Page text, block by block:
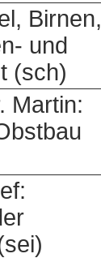
Birnen,
und
(sch)
Martin: